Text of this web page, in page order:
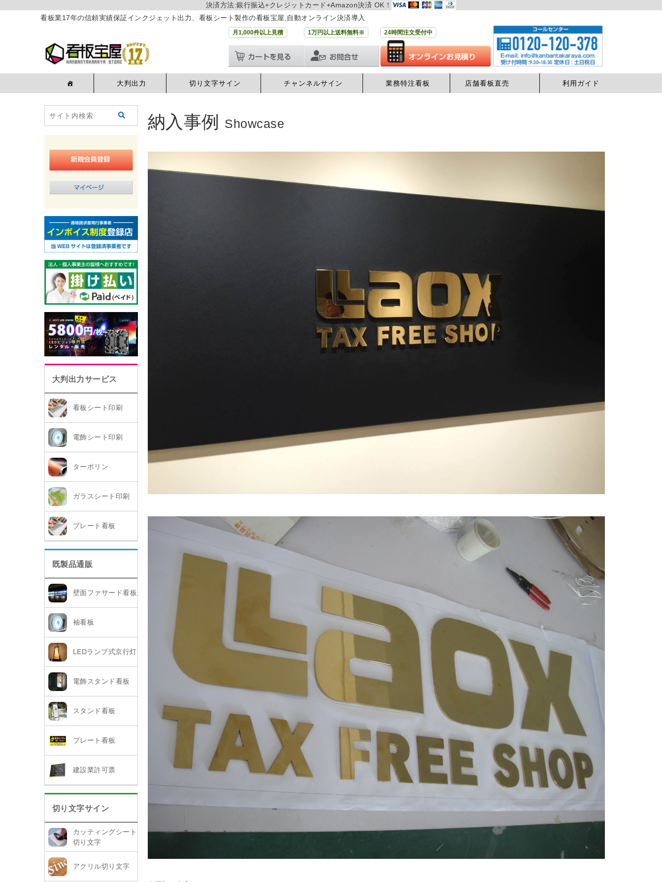
決済方法:銀行振込+クレジットカード+Amazon決済 OK！
看板業17年の信頼実績保証インクジェット出力、看板シート製作の看板宝屋,自動オンライン決済導入
月1,000件以上見積 1万円以上送料無料※ 24時間注文受付中
大判出力 切り文字サイン チャンネルサイン 業務特注看板 店舗看板直売 利用ガイド
大判出力サービス
看板シート印刷
電飾シート印刷
ターポリン
ガラスシート印刷
プレート看板
既製品通販
壁面ファサード看板
袖看板
LEDランプ式京行灯
電飾スタンド看板
スタンド看板
プレート看板
建設業許可票
切り文字サイン
カッティングシート
切り文字
アクリル切り文字
納入事例 Showcase